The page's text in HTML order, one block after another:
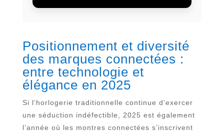
Positionnement et diversité
des marques connectées :
entre technologie et
élégance en 2025
Si l’horlogerie traditionnelle continue d’exercer
une séduction indéfectible, 2025 est également
l’année où les montres connectées s’inscrivent